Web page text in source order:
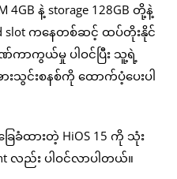
4GB နဲ့ storage 128GB တို့နဲ့
slot ကနေတစ်ဆင့် ထပ်တိုးနိုင်
ဏ်ကာကွယ်မှု ပါဝင်ပြီး သူ့ရဲ့
သွင်းစနစ်ကို ထောက်ပံ့ပေးပါ
ြေခံထားတဲ့ HiOS 15 ကို သုံး
လည်း ပါဝင်လာပါတယ်။